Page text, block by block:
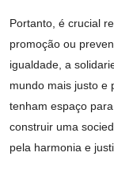
Portanto, é crucial
promoção ou
igualdade, a
mundo mais justo e
tenham espaço
construir uma
pela harmonia e